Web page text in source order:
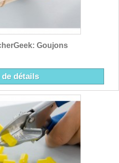
Goujons
de détails